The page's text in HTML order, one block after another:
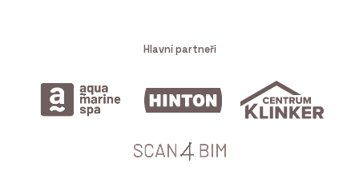
Hlavní partneři